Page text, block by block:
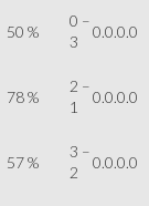
50 %
0 –
3
0.0.0.0
78 %
2 –
1
0.0.0.0
57 %
3 –
2
0.0.0.0